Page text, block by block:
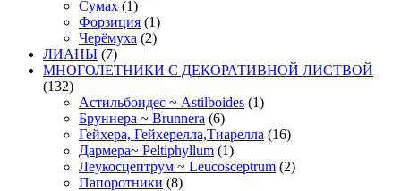
Сумах (1)
Форзиция (1)
Черёмуха (2)
ЛИАНЫ (7)
МНОГОЛЕТНИКИ С ДЕКОРАТИВНОЙ ЛИСТВОЙ
(132)
Астильбоидес ~ Astilboides (1)
Бруннера ~ Brunnera (6)
Гейхера, Гейхерелла,Тиарелла (16)
Дармера~ Peltiphyllum (1)
Леукосцептрум ~ Leucosceptrum (2)
Папоротники (8)